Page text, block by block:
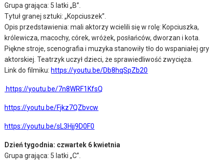
Grupa grająca: 5 latki „B”.
Tytuł granej sztuki: „Kopciuszek”.
Opis przedstawienia: mali aktorzy wcielili się w rolę: Kopciuszka,
królewicza, macochy, córek, wróżek, posłańców, dworzan i kota.
Piękne stroje, scenografia i muzyka stanowiły tło do wspaniałej gry
aktorskiej. Teatrzyk uczył dzieci, że sprawiedliwość zwycięża.
Link do filmiku: https://youtu.be/Db8hqSpZb20
https://youtu.be/7n8WRF1KfsQ
https://youtu.be/Fjkz7QZbvcw
https://youtu.be/sL3Hjj9D0F0
Dzień tygodnia: czwartek 6 kwietnia
Grupa grająca: 5 latki „C”.